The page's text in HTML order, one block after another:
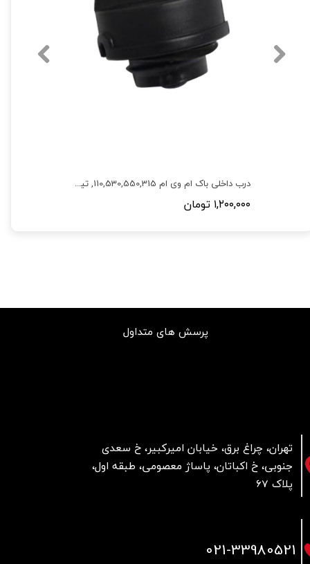
درب داخلی باک ام وی ام 110,530,550,315, تیگو 5,X33,110S
۱,۲۰۰,۰۰۰ تومان
تهران، چراغ برق، خیابان امیرکبیر، خ سعدی
جنوبی، خ اکباتان، پاساژ معصومی، طبقه اول،
پلاک 67
پرسش های متداول
021-33980521